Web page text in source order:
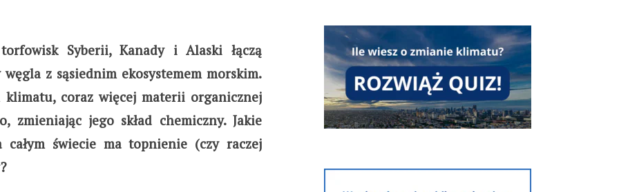
Syberii, Kanady i Alaski łączą
z sąsiednim ekosystemem morskim.
coraz więcej materii organicznej
zmieniając jego skład chemiczny. Jakie
świecie ma topnienie (czy raczej